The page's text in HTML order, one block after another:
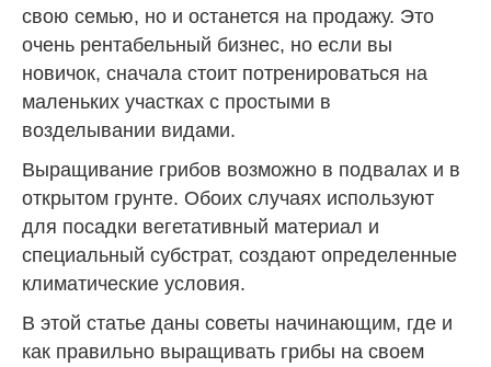
свою семью, но и останется на продажу. Это
очень рентабельный бизнес, но если вы
новичок, сначала стоит потренироваться на
маленьких участках с простыми в
возделывании видами.
Выращивание грибов возможно в подвалах и в
открытом грунте. Обоих случаях используют
для посадки вегетативный материал и
специальный субстрат, создают определенные
климатические условия.
В этой статье даны советы начинающим, где и
как правильно выращивать грибы на своем